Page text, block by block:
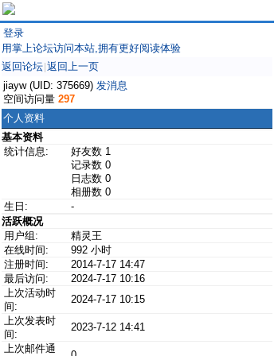
登录
用掌上论坛访问本站,拥有更好阅读体验
返回论坛 返回上一页
jiayw (UID: 375669) 发消息
空间访问量 297
个人资料
基本资料
统计信息:
好友数 1
记录数 0
日志数 0
相册数 0
生日:
-
活跃概况
用户组:
精灵王
在线时间:
992 小时
注册时间:
2014-7-17 14:47
最后访问:
2024-7-17 10:16
上次活动时
间:
2024-7-17 10:15
上次发表时
间:
2023-7-12 14:41
上次邮件通